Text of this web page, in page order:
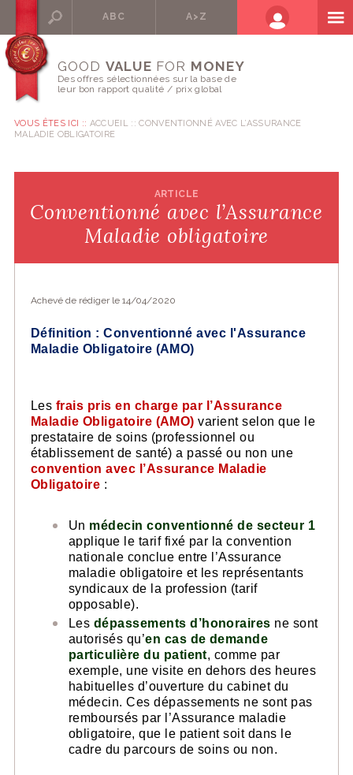
ABC A>Z
GOOD VALUE FOR MONEY
Des offres sélectionnées sur la base de
leur bon rapport qualité / prix global
VOUS ÊTES ICI :: ACCUEIL
CONVENTIONNÉ AVEC L’ASSURANCE
MALADIE OBLIGATOIRE
ARTICLE
Conventionné avec l’Assurance
Maladie obligatoire
Achevé de rédiger le 14/04/2020
Définition : Conventionné avec l'Assurance
Maladie Obligatoire (AMO)
Les frais pris en charge par l’Assurance
Maladie Obligatoire (AMO)varient selon que le
prestataire de soins (professionnel ou
établissement de santé) a passé ou non une
convention avec l’Assurance Maladie
Obligatoire :
Un médecin conventionné de secteur 1
applique le tarif fixé par la convention
nationale conclue entre l’Assurance
maladie obligatoire et les représentants
syndicaux de la profession (tarif
opposable).
Les dépassements d’honoraires ne sont
autorisés qu’en cas de demande
particulière du patient, comme par
exemple, une visite en dehors des heures
habituelles d’ouverture du cabinet du
médecin. Ces dépassements ne sont pas
remboursés par l’Assurance maladie
obligatoire, que le patient soit dans le
cadre du parcours de soins ou non.